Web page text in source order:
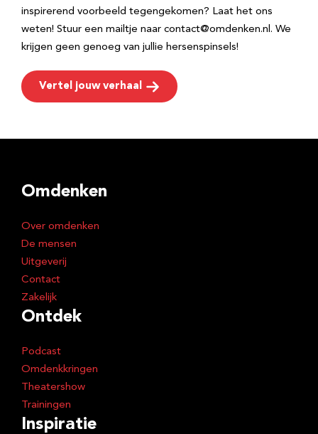
inspirerend voorbeeld tegengekomen? Laat het ons
weten! Stuur een mailtje naar contact@omdenken.nl. We
krijgen geen genoeg van jullie hersenspinsels!
Vertel jouw verhaal
Omdenken
Over omdenken
De mensen
Uitgeverij
Contact
Zakelijk
Ontdek
Podcast
Omdenkkringen
Theatershow
Trainingen
Inspiratie